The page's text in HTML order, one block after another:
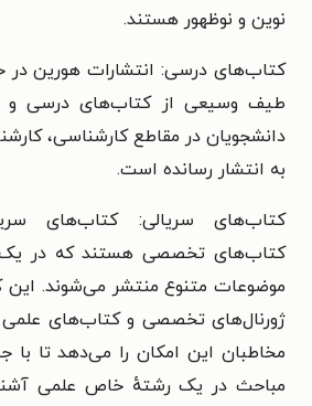
نوین و نوظهور هستند.
کتاب‌های درسی: انتشارات هورین
طیف وسیعی از کتاب‌های درسی و
دانشجویان در مقاطع کارشناسی،
به انتشار رسانده است.
کتاب‌های سریالی: کتاب‌های
کتاب‌های تخصصی هستند که در
موضوعات متنوع منتشر می‌شوند.
ژورنال‌های تخصصی و کتاب‌های
مخاطبان این امکان را می‌دهد تا با
مباحث در یک رشتهٔ خاص علمی